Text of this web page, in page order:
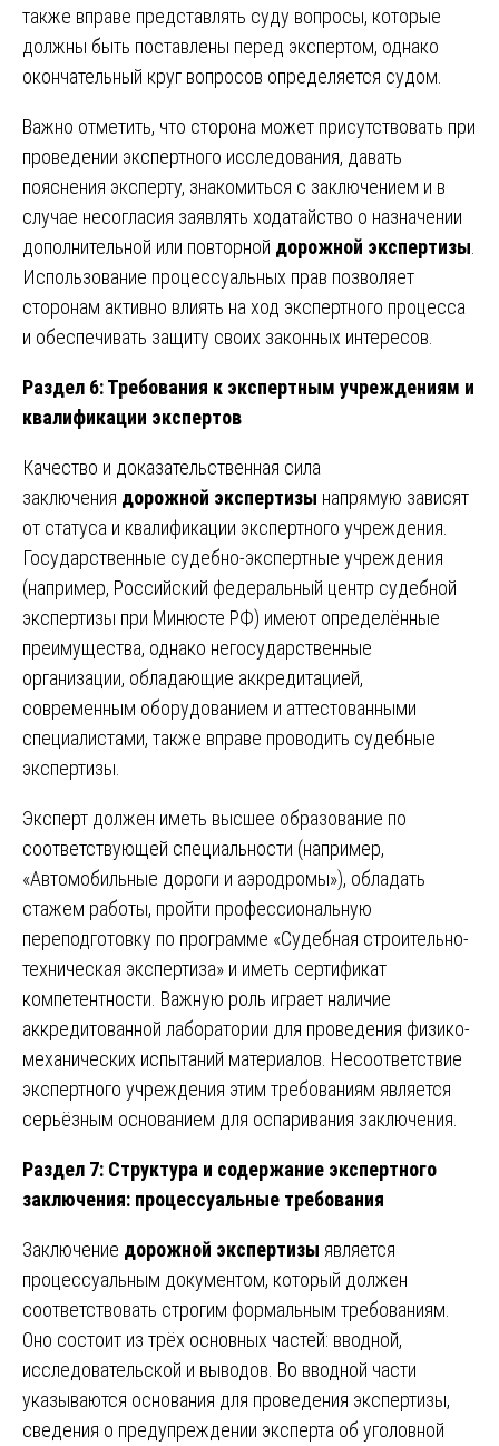
также вправе представлять суду вопросы, которые
должны быть поставлены перед экспертом, однако
окончательный круг вопросов определяется судом.
Важно отметить, что сторона может присутствовать при
проведении экспертного исследования, давать
пояснения эксперту, знакомиться с заключением и в
случае несогласия заявлять ходатайство о назначении
дополнительной или повторной дорожной экспертизы
Использование процессуальных прав позволяет
сторонам активно влиять на ход экспертного процесса
и обеспечивать защиту своих законных интересов.
Раздел 6: Требования к экспертным учреждениям и
квалификации экспертов
Качество и доказательственная сила
заключения дорожной экспертизы напрямую зависят
от статуса и квалификации экспертного учреждения.
Государственные судебно-экспертные учреждения
(например, Российский федеральный центр судебной
экспертизы при Минюсте РФ) имеют определённые
преимущества, однако негосударственные
организации, обладающие аккредитацией,
современным оборудованием и аттестованными
специалистами, также вправе проводить судебные
экспертизы.
Эксперт должен иметь высшее образование по
соответствующей специальности (например,
«Автомобильные дороги и аэродромы»), обладать
стажем работы, пройти профессиональную
переподготовку по программе «Судебная строительно-
техническая экспертиза» и иметь сертификат
компетентности. Важную роль играет наличие
аккредитованной лаборатории для проведения физико-
механических испытаний материалов. Несоответствие
экспертного учреждения этим требованиям является
серьёзным основанием для оспаривания заключения.
Раздел 7: Структура и содержание экспертного
заключения: процессуальные требования
Заключение дорожной экспертизы является
процессуальным документом, который должен
соответствовать строгим формальным требованиям.
Оно состоит из трёх основных частей: вводной,
исследовательской и выводов. Во вводной части
указываются основания для проведения экспертизы,
сведения о предупреждении эксперта об уголовной